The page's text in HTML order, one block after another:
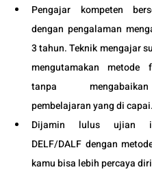
Pengajar kompeten
dengan pengalaman
3 tahun. Teknik mengajar
mengutamakan metode
tanpa
pembelajaran yang di capai.
Dijamin lulus ujian
DELF/DALF dengan
kamu bisa lebih percaya